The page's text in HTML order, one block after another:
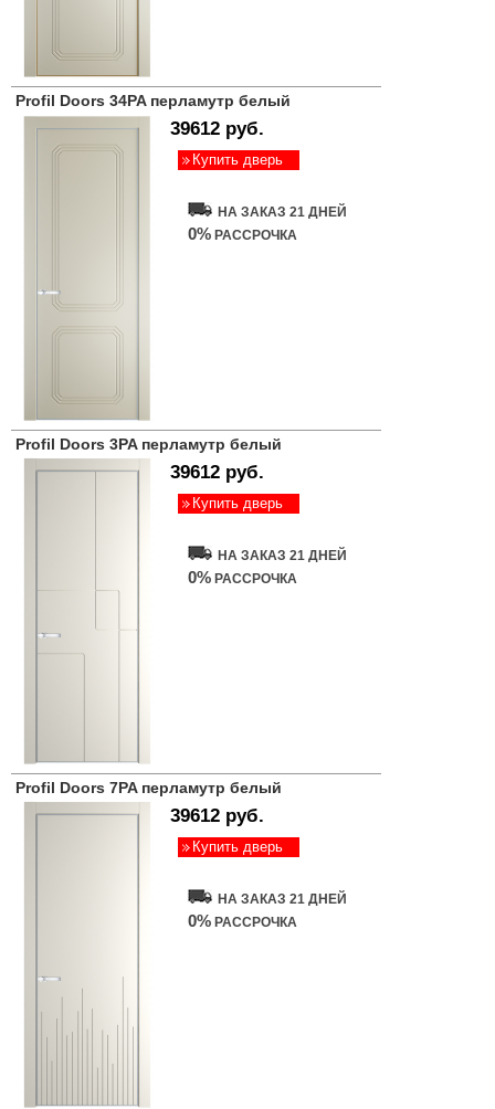
Profil Doors 34PA перламутр белый
39612 руб.
Купить дверь
НА ЗАКАЗ 21 ДНЕЙ
0% РАССРОЧКА
Profil Doors 3PA перламутр белый
39612 руб.
Купить дверь
НА ЗАКАЗ 21 ДНЕЙ
0% РАССРОЧКА
Profil Doors 7PA перламутр белый
39612 руб.
Купить дверь
НА ЗАКАЗ 21 ДНЕЙ
0% РАССРОЧКА